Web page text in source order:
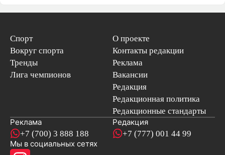
Спорт
Вокруг спорта
Тренды
Лига чемпионов
О проекте
Контакты редакции
Реклама
Вакансии
Редакция
Редакционная политика
Редакционные стандарты
Реклама
+7 (700) 3 888 188
Редакция
+7 (777) 001 44 99
Мы в социальных сетях